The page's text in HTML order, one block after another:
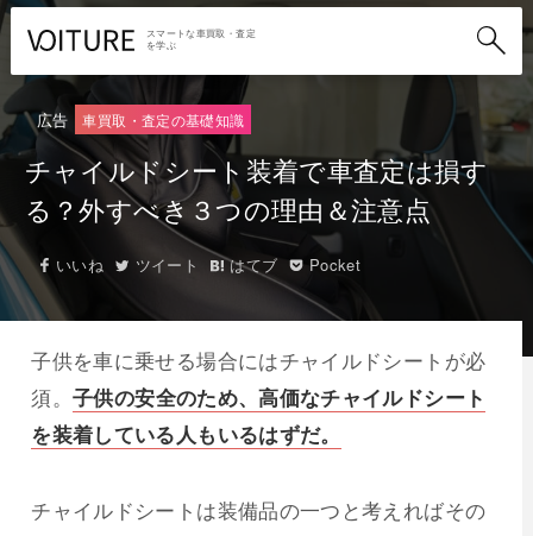
スマートな車買取・査定
を学ぶ
広告 車買取・査定の基礎知識
チャイルドシート装着で車査定は損す
る？外すべき３つの理由＆注意点
いいね ツイート はてブ Pocket
子供を車に乗せる場合にはチャイルドシートが必
須。子供の安全のため、高価なチャイルドシート
を装着している人もいるはずだ。
チャイルドシートは装備品の一つと考えればその